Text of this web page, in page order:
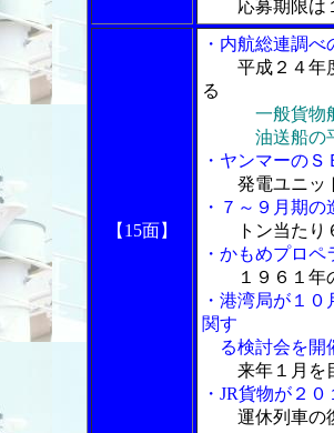
応募期限は
【15面】
・内航総連調
平成２４年
る
一般貨物
油送船の平
・ヤンマーの
発電ユニッ
・７～９月期
トン当た
・かもめプロ
１９６１
・港湾局が１
関す
る検討会を開
来年１月を
・JR貨物が２
運休列車の